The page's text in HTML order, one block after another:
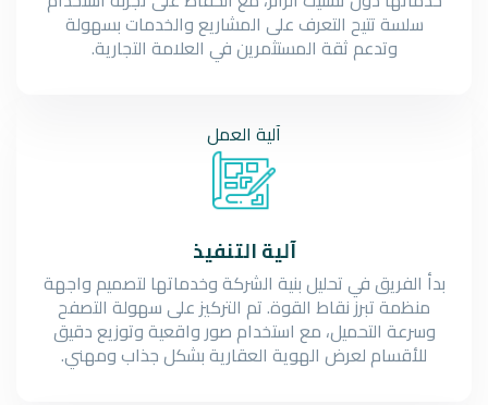
سلسة تتيح التعرف على المشاريع والخدمات بسهولة
وتدعم ثقة المستثمرين في العلامة التجارية.
آلية العمل
آلية التنفيذ
بدأ الفريق في تحليل بنية الشركة وخدماتها لتصميم واجهة
منظمة تبرز نقاط القوة. تم التركيز على سهولة التصفح
وسرعة التحميل، مع استخدام صور واقعية وتوزيع دقيق
للأقسام لعرض الهوية العقارية بشكل جذاب ومهني.